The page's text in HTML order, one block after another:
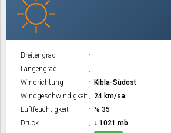
Breitengrad
Längengrad
Windrichtung
Kibla-Südost
Windgeschwindigkeit
24 km/sa
Luftfeuchtigkeit
% 35
Druck
↓ 1021 mb